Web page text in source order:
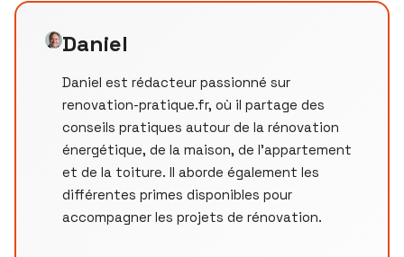
Daniel
Daniel est rédacteur passionné sur
renovation-pratique.fr, où il partage des
conseils pratiques autour de la rénovation
énergétique, de la maison, de l’appartement
et de la toiture. Il aborde également les
différentes primes disponibles pour
accompagner les projets de rénovation.